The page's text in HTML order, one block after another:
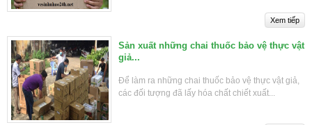
Sản xuất những chai thuốc bảo vệ thực vật
giả...
Để làm ra những chai thuốc bảo vệ thực vật giả,
các đối tượng đã lấy hóa chất chiết xuất...